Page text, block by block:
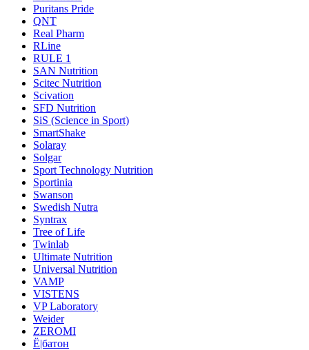
Puritans Pride
QNT
Real Pharm
RLine
RULE 1
SAN Nutrition
Scitec Nutrition
Scivation
SFD Nutrition
SiS (Science in Sport)
SmartShake
Solaray
Solgar
Sport Technology Nutrition
Sportinia
Swanson
Swedish Nutra
Syntrax
Tree of Life
Twinlab
Ultimate Nutrition
Universal Nutrition
VAMP
VISTENS
VP Laboratory
Weider
ZEROMI
Ё|батон